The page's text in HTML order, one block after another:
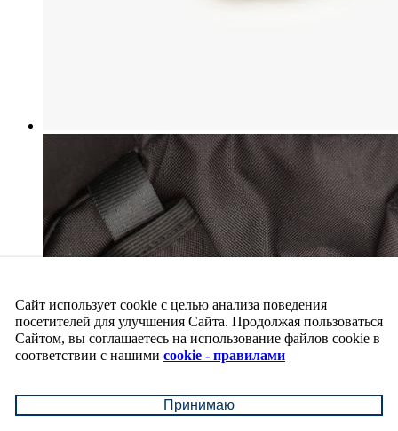
Сайт использует cookie с целью анализа поведения
посетителей для улучшения Сайта. Продолжая пользоваться
Сайтом, вы соглашаетесь на использование файлов cookie в
соответствии с нашими cookie - правилами
Принимаю